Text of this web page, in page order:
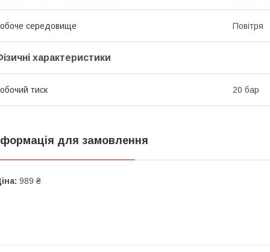
середовище Повітря
характеристики
тиск 20 бар
для замовлення
989 ₴